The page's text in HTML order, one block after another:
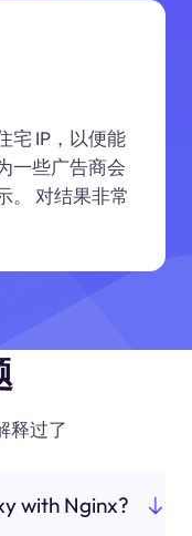
宅 IP，以便能
一些广告商会
。 对结果非常
释过了
with Nginx?